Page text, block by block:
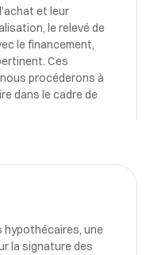
et leur
le relevé de
le financement,
Ces
procéderons à
dans le cadre de
hypothécaires, une
la signature des